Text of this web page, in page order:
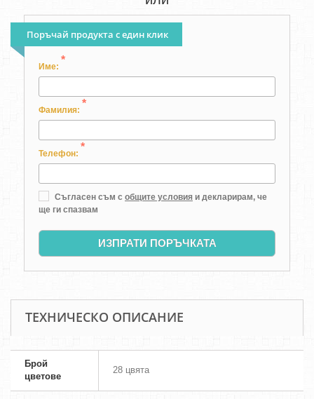
Поръчай продукта с един клик
Име:
*
Фамилия:
*
Телефон:
*
Съгласен съм с общите условия и декларирам, че
ще ги спазвам
ИЗПРАТИ ПОРЪЧКАТА
ТЕХНИЧЕСКО ОПИСАНИЕ
Брой
цветове
28 цвята